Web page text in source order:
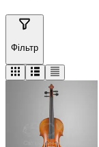
Фільтр